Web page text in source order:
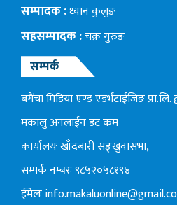
सम्पादक :ध्यान कुलुङ
सहसम्पादक :चक्र गुरुङ
सम्पर्क
बगैंचा मिडिया एण्ड एडर्भटाईजिङ प्रा.लि.
मकालु अनलाईन डट कम
कार्यालयः खाँदबारी सङ्खुवासभा,
सम्पर्क नम्बरः ९८५२०५८१९४
ईमेलः